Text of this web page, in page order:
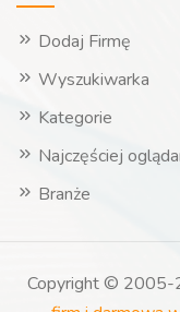
Dodaj Firmę
Wyszukiwarka
Kategorie
Najczęściej
Branże
Copyright ©